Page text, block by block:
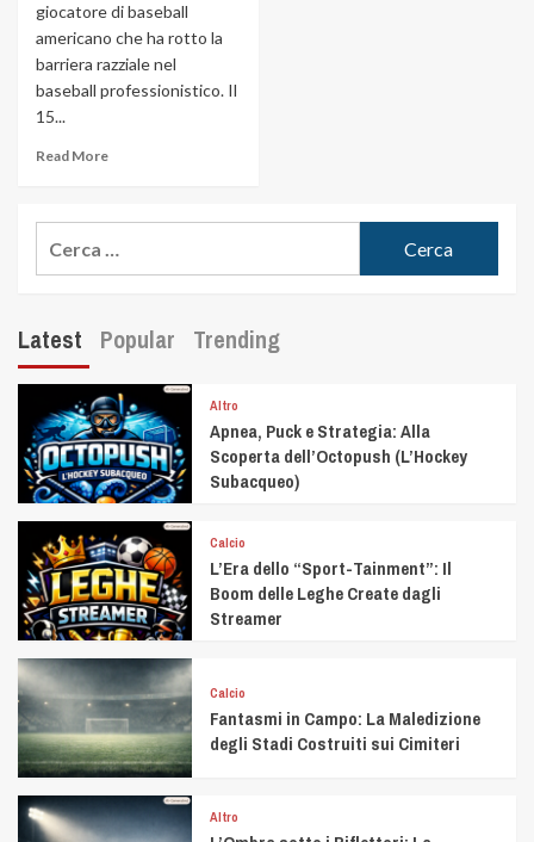
giocatore di baseball
americano che ha rotto la
barriera razziale nel
baseball professionistico. Il
15...
Read More
Latest Popular Trending
Altro
Apnea, Puck e Strategia: Alla
Scoperta dell’Octopush (L’Hockey
Subacqueo)
Calcio
L’Era dello “Sport-Tainment”: Il
Boom delle Leghe Create dagli
Streamer
Calcio
Fantasmi in Campo: La Maledizione
degli Stadi Costruiti sui Cimiteri
Altro